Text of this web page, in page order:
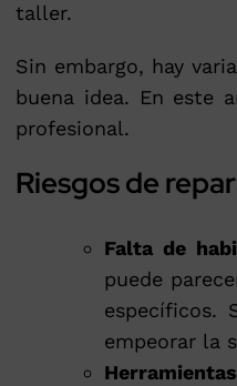
taller.
Sin embargo, hay
buena idea. En este
profesional.
Riesgos de
Falta de
puede
específicos.
empeorar la